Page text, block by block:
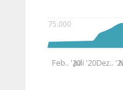
75.000
Feb.. '20Juli '20Dez..